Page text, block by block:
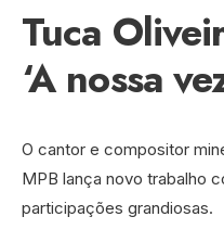
Tuca
‘A nossa
O cantor e compositor
MPB lança novo trabalho
participações grandiosas.